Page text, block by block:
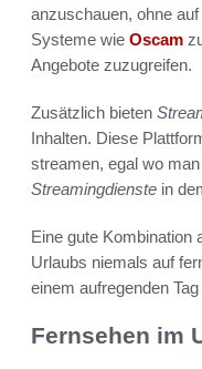
anzuschauen, ohne
Systeme wie Oscam
Angebote zuzugreifen.
Zusätzlich bieten
Inhalten. Diese
streamen, egal wo
Streamingdienste in
Eine gute Kombination
Urlaubs niemals auf
einem aufregenden
Fernsehen im